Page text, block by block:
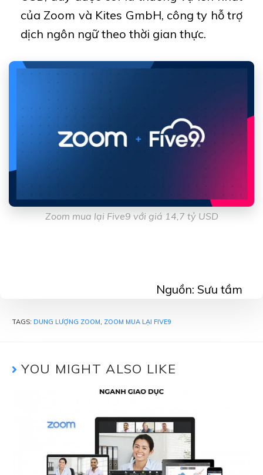
của Zoom và Kites GmbH, công ty hỗ trợ
dịch ngôn ngữ theo thời gian thực.
Zoom mua lại Five9 với giá 14,7 tỷ USD
Nguồn: Sưu tầm
TAGS: DUNG LƯỢNG ZOOM, ZOOM MUA LẠI FIVE9
YOU MIGHT ALSO LIKE